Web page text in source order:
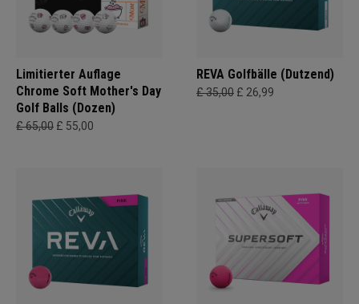
Limitierter Auflage
Chrome Soft Mother's Day
Golf Balls (Dozen)
£ 65,00 £ 55,00
REVA Golfbälle (Dutzend)
£ 35,00 £ 26,99